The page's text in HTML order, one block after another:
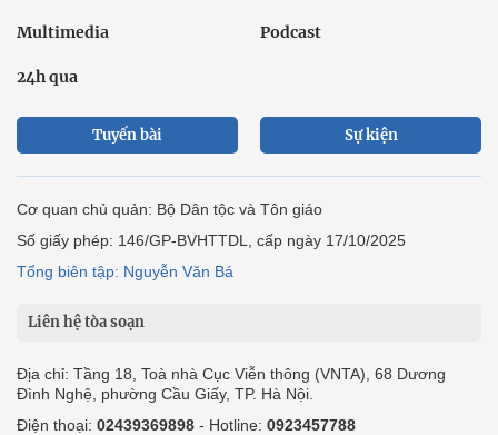
Multimedia Podcast
24h qua
Tuyến bài Sự kiện
Cơ quan chủ quản: Bộ Dân tộc và Tôn giáo
Số giấy phép: 146/GP-BVHTTDL, cấp ngày 17/10/2025
Tổng biên tập: Nguyễn Văn Bá
Liên hệ tòa soạn
Địa chỉ: Tầng 18, Toà nhà Cục Viễn thông (VNTA), 68 Dương
Đình Nghệ, phường Cầu Giấy, TP. Hà Nội.
Điện thoại: 02439369898 - Hotline: 0923457788